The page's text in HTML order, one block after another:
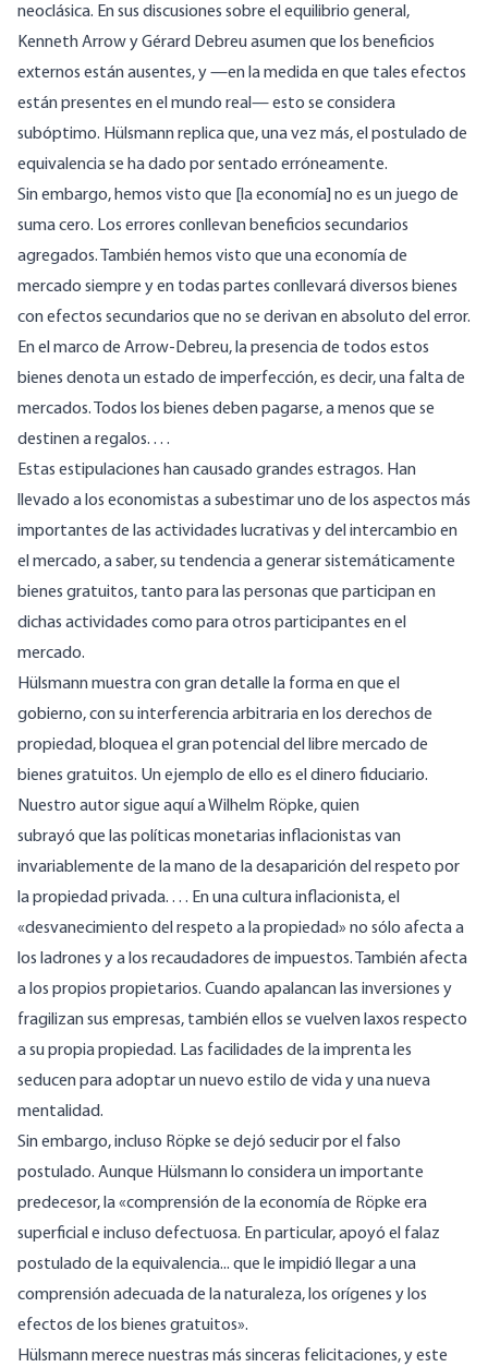
neoclásica. En sus discusiones sobre el equilibrio general,
Kenneth Arrow y Gérard Debreu asumen que los beneficios
externos están ausentes, y —en la medida en que tales efectos
están presentes en el mundo real— esto se considera
subóptimo. Hülsmann replica que, una vez más, el postulado de
equivalencia se ha dado por sentado erróneamente.
Sin embargo, hemos visto que [la economía] no es un juego de
suma cero. Los errores conllevan beneficios secundarios
agregados. También hemos visto que una economía de
mercado siempre y en todas partes conllevará diversos bienes
con efectos secundarios que no se derivan en absoluto del error.
En el marco de Arrow-Debreu, la presencia de todos estos
bienes denota un estado de imperfección, es decir, una falta de
mercados. Todos los bienes deben pagarse, a menos que se
destinen a regalos. . . .
Estas estipulaciones han causado grandes estragos. Han
llevado a los economistas a subestimar uno de los aspectos más
importantes de las actividades lucrativas y del intercambio en
el mercado, a saber, su tendencia a generar sistemáticamente
bienes gratuitos, tanto para las personas que participan en
dichas actividades como para otros participantes en el
mercado.
Hülsmann muestra con gran detalle la forma en que el
gobierno, con su interferencia arbitraria en los derechos de
propiedad, bloquea el gran potencial del libre mercado de
bienes gratuitos. Un ejemplo de ello es el dinero fiduciario.
Nuestro autor sigue aquí a Wilhelm Röpke, quien
subrayó que las políticas monetarias inflacionistas van
invariablemente de la mano de la desaparición del respeto por
la propiedad privada. . . . En una cultura inflacionista, el
«desvanecimiento del respeto a la propiedad» no sólo afecta a
los ladrones y a los recaudadores de impuestos. También afecta
a los propios propietarios. Cuando apalancan las inversiones y
fragilizan sus empresas, también ellos se vuelven laxos respecto
a su propia propiedad. Las facilidades de la imprenta les
seducen para adoptar un nuevo estilo de vida y una nueva
mentalidad.
Sin embargo, incluso Röpke se dejó seducir por el falso
postulado. Aunque Hülsmann lo considera un importante
predecesor, la «comprensión de la economía de Röpke era
superficial e incluso defectuosa. En particular, apoyó el falaz
postulado de la equivalencia... que le impidió llegar a una
comprensión adecuada de la naturaleza, los orígenes y los
efectos de los bienes gratuitos».
Hülsmann merece nuestras más sinceras felicitaciones, y este